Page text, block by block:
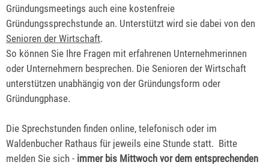
Gründungsmeetings auch eine kostenfreie
Gründungssprechstunde an. Unterstützt wird sie dabei von den
Senioren der Wirtschaft.
So können Sie Ihre Fragen mit erfahrenen Unternehmerinnen
oder Unternehmern besprechen. Die Senioren der Wirtschaft
unterstützen unabhängig von der Gründungsform oder
Gründungphase.
Die Sprechstunden finden online, telefonisch oder im
Waldenbucher Rathaus für jeweils eine Stunde statt. Bitte
melden Sie sich - immer bis Mittwoch vor dem entsprechenden